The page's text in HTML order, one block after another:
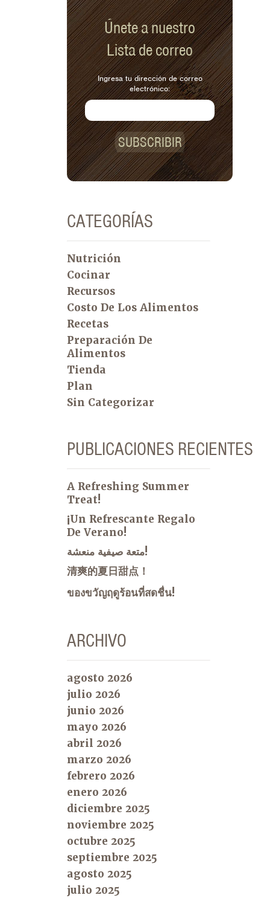
Únete a nuestro
Lista de correo
Ingresa tu dirección de correo
electrónico:
SUBSCRIBIR
CATEGORÍAS
Nutrición
Cocinar
Recursos
Costo De Los Alimentos
Recetas
Preparación De
Alimentos
Tienda
Plan
Sin Categorizar
PUBLICACIONES RECIENTES
A Refreshing Summer
Treat!
¡Un Refrescante Regalo
De Verano!
متعة صيفية منعشة!
清爽的夏日甜点！
ของขวัญฤดูร้อนที่สดชื่น!
ARCHIVO
agosto 2026
julio 2026
junio 2026
mayo 2026
abril 2026
marzo 2026
febrero 2026
enero 2026
diciembre 2025
noviembre 2025
octubre 2025
septiembre 2025
agosto 2025
julio 2025